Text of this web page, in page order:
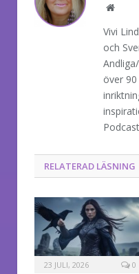
Website
Vivi
och
över
RELATERAD LÄSNING
23 JULI, 2026 0